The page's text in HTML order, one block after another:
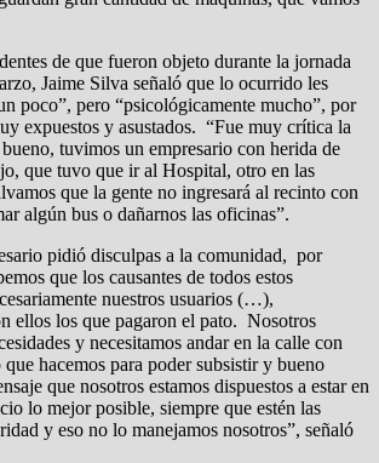
de que fueron objeto durante la jornada
Jaime Silva señaló que lo ocurrido les
poco”, pero “psicológicamente mucho”, por
expuestos y asustados. “Fue muy crítica la
tuvimos un empresario con herida de
que tuvo que ir al Hospital, otro en las
que la gente no ingresará al recinto con
algún bus o dañarnos las oficinas”.
pidió disculpas a la comunidad, por
que los causantes de todos estos
nuestros usuarios (…),
ellos los que pagaron el pato. Nosotros
y necesitamos andar en la calle con
que hacemos para poder subsistir y bueno
que nosotros estamos dispuestos a estar en
lo mejor posible, siempre que estén las
y eso no lo manejamos nosotros”, señaló